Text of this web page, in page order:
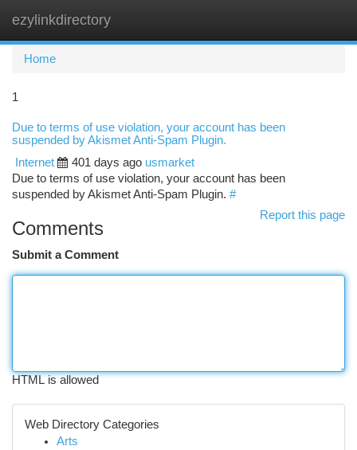
ezylinkdirectory
Home
1
Due to terms of use violation, your account has been
suspended by Akismet Anti-Spam Plugin.
Internet
401 days ago usmarket
Due to terms of use violation, your account has been
suspended by Akismet Anti-Spam Plugin. #
Report this page
Comments
Submit a Comment
HTML is allowed
Web Directory Categories
Arts